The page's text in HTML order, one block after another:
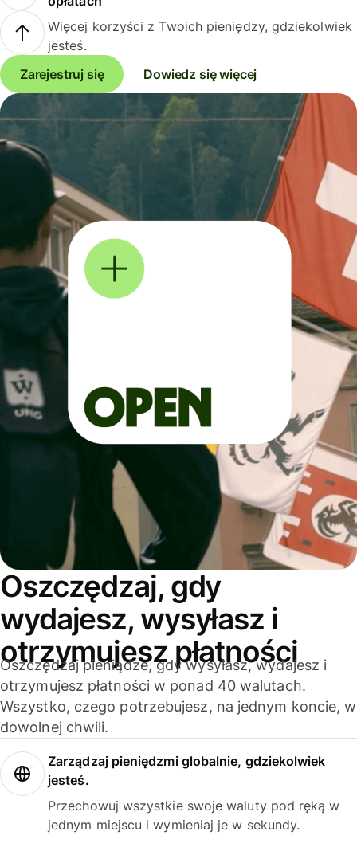
Więcej korzyści z Twoich pieniędzy, gdziekolwiek
jesteś.
Zarejestruj się
Dowiedz się więcej
Oszczędzaj, gdy
wydajesz, wysyłasz i
otrzymujesz płatności
Oszczędzaj pieniądze, gdy wysyłasz, wydajesz i
otrzymujesz płatności w ponad 40 walutach.
Wszystko, czego potrzebujesz, na jednym koncie, w
dowolnej chwili.
Zarządzaj pieniędzmi globalnie, gdziekolwiek
jesteś.
Przechowuj wszystkie swoje waluty pod ręką w
jednym miejscu i wymieniaj je w sekundy.